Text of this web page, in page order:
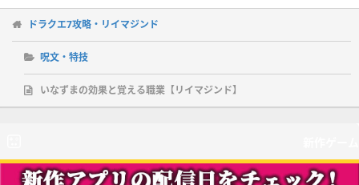
ドラクエ7攻略・リイマジンド
呪文・特技
いなずまの効果と覚える職業【リイマジンド】